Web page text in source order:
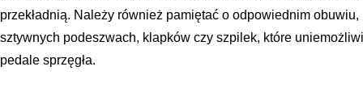
przekładnią. Należy również pamiętać o odpowiednim
sztywnych podeszwach, klapków czy szpilek, które
pedale sprzęgła.